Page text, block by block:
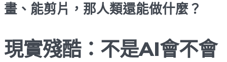
畫、能剪片，那人類還能做什麼？
現實殘酷：不是AI會不會